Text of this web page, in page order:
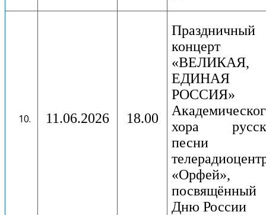
11.06.2026 18.00
Праздничный
концерт
«ВЕЛИКАЯ,
ЕДИНАЯ
РОССИЯ»
хора
песни
«Орфей»,
посвящённый
Дню России